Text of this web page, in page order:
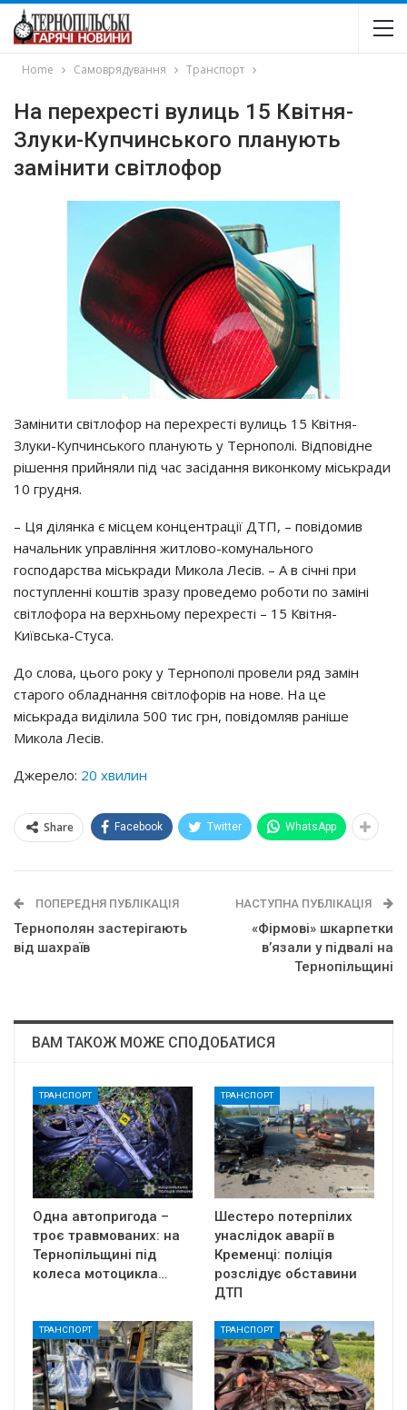
Home Самоврядування Транспорт
На перехресті вулиць 15 Квітня-
Злуки-Купчинського планують
замінити світлофор
Замінити світлофор на перехресті вулиць 15 Квітня-
Злуки-Купчинського планують у Тернополі. Відповідне
рішення прийняли під час засідання виконкому міськради
10 грудня.
– Ця ділянка є місцем концентрації ДТП, – повідомив
начальник управління житлово-комунального
господарства міськради Микола Лесів. – А в січні при
поступленні коштів зразу проведемо роботи по заміні
світлофора на верхньому перехресті – 15 Квітня-
Київська-Стуса.
До слова, цього року у Тернополі провели ряд замін
старого обладнання світлофорів на нове. На це
міськрада виділила 500 тис грн, повідомляв раніше
Микола Лесів.
Джерело: 20 хвилин
Share Facebook Twitter WhatsApp
ПОПЕРЕДНЯ ПУБЛІКАЦІЯ
Тернополян застерігають
від шахраїв
НАСТУПНА ПУБЛІКАЦІЯ
«Фірмові» шкарпетки
в’язали у підвалі на
Тернопільщині
ВАМ ТАКОЖ МОЖЕ СПОДОБАТИСЯ
ТРАНСПОРТ
Одна автопригода –
троє травмованих: на
Тернопільщині під
колеса мотоцикла…
ТРАНСПОРТ
Шестеро потерпілих
унаслідок аварії в
Кременці: поліція
розслідує обставини
ДТП
ТРАНСПОРТ ТРАНСПОРТ